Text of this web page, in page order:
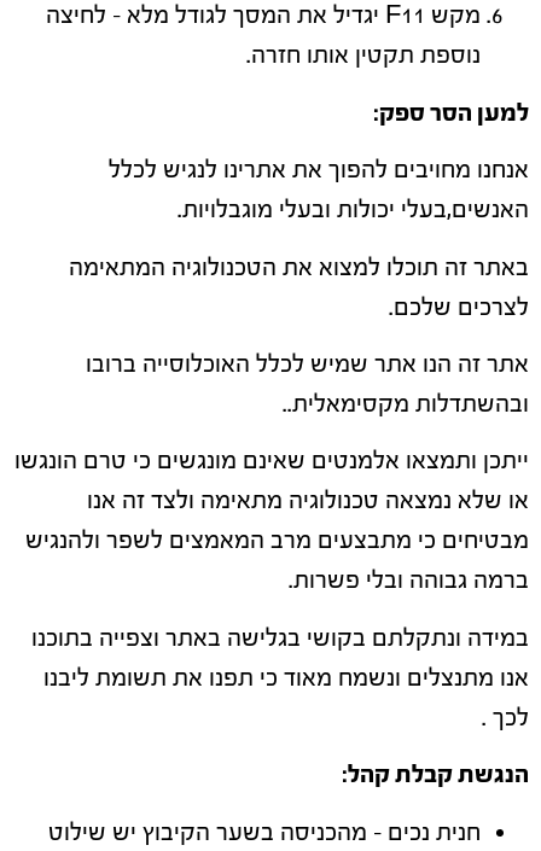
מקש F11 יגדיל את המסך לגודל מלא – לחיצה
נוספת תקטין אותו חזרה.
למען הסר ספק:
אנחנו מחויבים להפוך את אתרינו לנגיש לכלל
האנשים,בעלי יכולות ובעלי מוגבלויות.
באתר זה תוכלו למצוא את הטכנולוגיה המתאימה
לצרכים שלכם.
אתר זה הנו אתר שמיש לכלל האוכלוסייה ברובו
ובהשתדלות מקסימאלית..
ייתכן ותמצאו אלמנטים שאינם מונגשים כי טרם הונגשו
או שלא נמצאה טכנולוגיה מתאימה ולצד זה אנו
מבטיחים כי מתבצעים מרב המאמצים לשפר ולהנגיש
ברמה גבוהה ובלי פשרות.
במידה ונתקלתם בקושי בגלישה באתר וצפייה בתוכנו
אנו מתנצלים ונשמח מאוד כי תפנו את תשומת ליבנו
לכך .
הנגשת קבלת קהל:
חנית נכים – מהכניסה בשער הקיבוץ יש שילוט